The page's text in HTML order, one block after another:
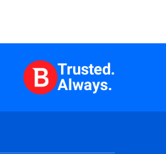
Trusted.
Always.